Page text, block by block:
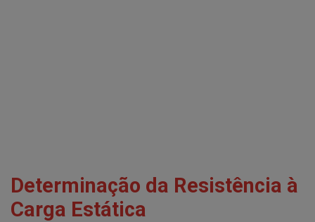
Determinação da Resistência à
Carga Estática